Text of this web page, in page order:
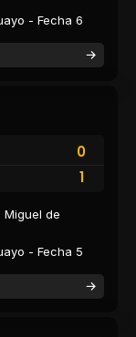
- Fecha 6
0
1
Miguel de
- Fecha 5